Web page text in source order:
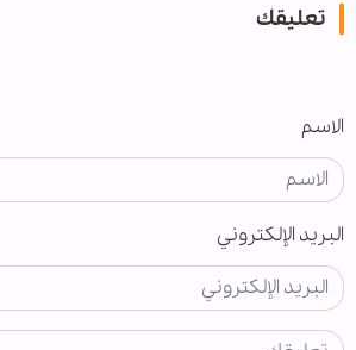
تعليقك
الاسم
البريد الإلكتروني